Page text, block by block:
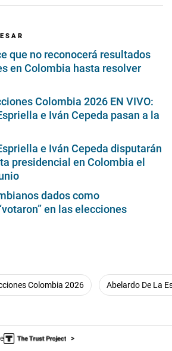
que no reconocerá resultados
en Colombia hasta resolver
Colombia 2026 EN VIVO:
e Iván Cepeda pasan a la
e Iván Cepeda disputarán
presidencial en Colombia el
dados como
en las elecciones
Colombia 2026 Abelardo De La